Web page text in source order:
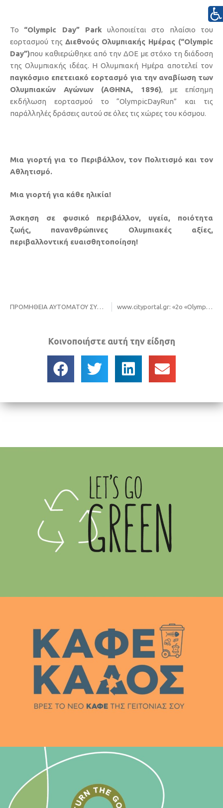
Το “Olympic Day” Park υλοποιείται στο πλαίσιο του
εορτασμού της Διεθνούς Ολυμπιακής Ημέρας (“Olympic
Day”)που καθιερώθηκε από την ΔΟΕ με στόχο τη διάδοση
της Ολυμπιακής ιδέας. Η Ολυμπιακή Ημέρα αποτελεί τον
παγκόσμιο επετειακό εορτασμό για την αναβίωση των
Ολυμπιακών Αγώνων (ΑΘΗΝΑ, 1896), με επίσημη
εκδήλωση εορτασμού το “OlympicDayRun” και τις
παράλληλές δράσεις αυτού σε όλες τις χώρες του κόσμου.
Μια γιορτή για το Περιβάλλον, τον Πολιτισμό και τον
Αθλητισμό.
Μια γιορτή για κάθε ηλικία!
Άσκηση σε φυσικό περιβάλλον, υγεία, ποιότητα
ζωής, πανανθρώπινες Ολυμπιακές αξίες,
περιβαλλοντική ευαισθητοποίηση!
Κοινοποιήστε αυτή την είδηση